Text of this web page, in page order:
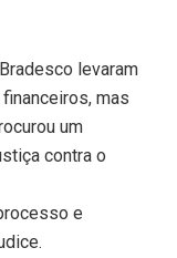
levaram
mas
um
contra o
e